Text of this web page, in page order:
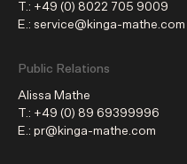
T.: +49 (0) 8022 705 9009
E.: service@kinga-mathe.com
Public Relations
Alissa Mathe
T.: +49 (0) 89 69399996
E.: pr@kinga-mathe.com